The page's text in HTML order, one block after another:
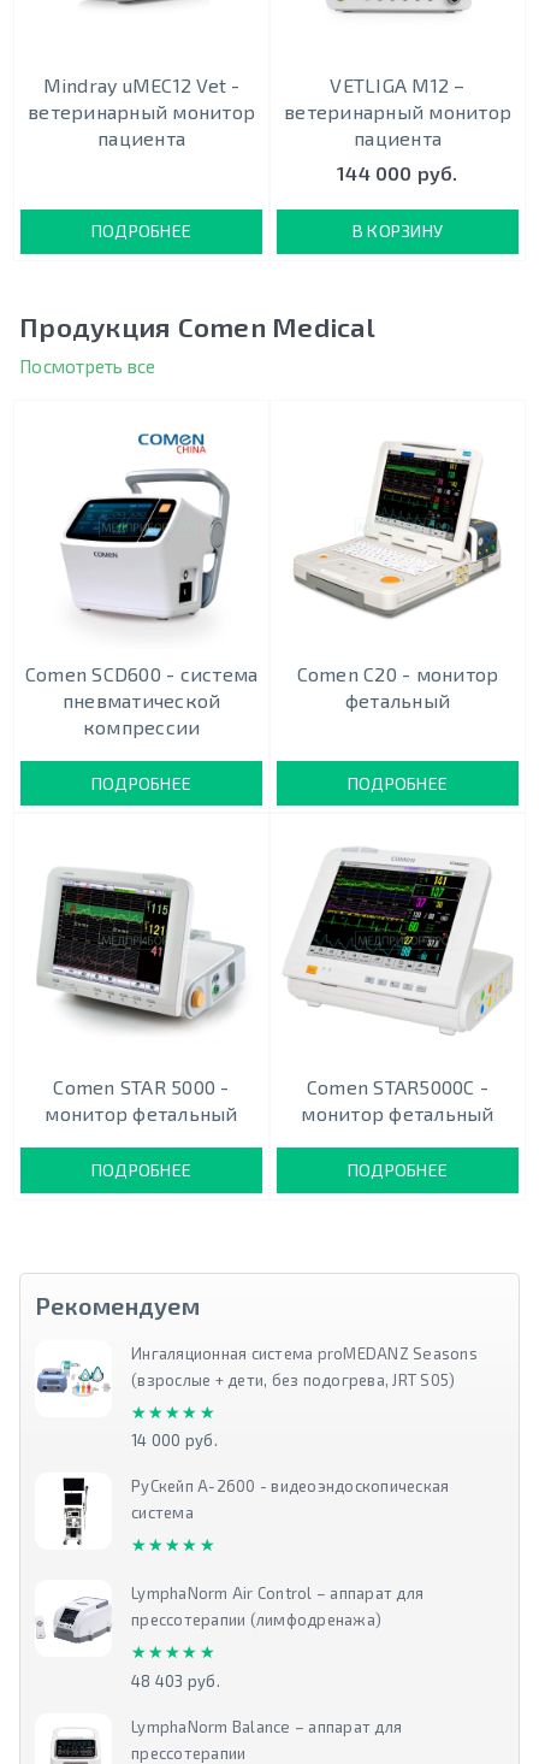
Mindray uMEC12 Vet -
ветеринарный монитор
пациента
ПОДРОБНЕЕ
VETLIGA M12 –
ветеринарный монитор
пациента
144 000 руб.
В КОРЗИНУ
Продукция Comen Medical
Посмотреть все
Comen SCD600 - система
пневматической
компрессии
ПОДРОБНЕЕ
Comen C20 - монитор
фетальный
ПОДРОБНЕЕ
Comen STAR 5000 -
монитор фетальный
ПОДРОБНЕЕ
Comen STAR5000C -
монитор фетальный
ПОДРОБНЕЕ
Рекомендуем
Ингаляционная система proMEDANZ Seasons
(взрослые + дети, без подогрева, JRT S05)
★★★★★
★★★★★
14 000 руб.
РуСкейп А-2600 - видеоэндоскопическая
система
★★★★★
★★★★★
LymphaNorm Air Control – аппарат для
прессотерапии (лимфодренажа)
★★★★★
★★★★★
48 403 руб.
LymphaNorm Balance – аппарат для
прессотерапии